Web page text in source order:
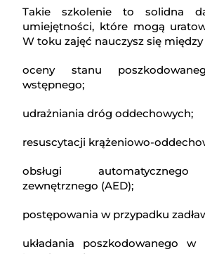
Takie szkolenie to solidna
umiejętności, które mogą
W toku zajęć nauczysz się
oceny stanu
wstępnego;
udrażniania dróg oddechowych;
resuscytacji krążeniowo-
obsługi automatycznego
zewnętrznego (AED);
postępowania w przypadku
układania poszkodowanego w